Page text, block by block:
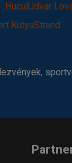
HuculUdvar
KutyaStrand